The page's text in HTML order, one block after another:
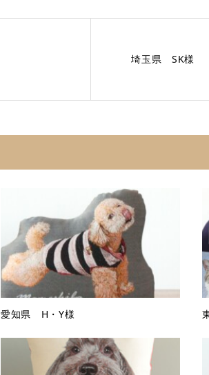
埼玉県 SK様
愛知県 H・Y様